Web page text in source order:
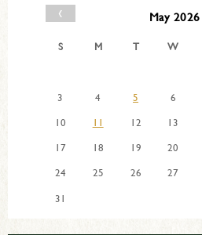
‹ May 2026
S M T W
3
4 5 6
10
11 12 13
17
18 19 20
24
25 26 27
31